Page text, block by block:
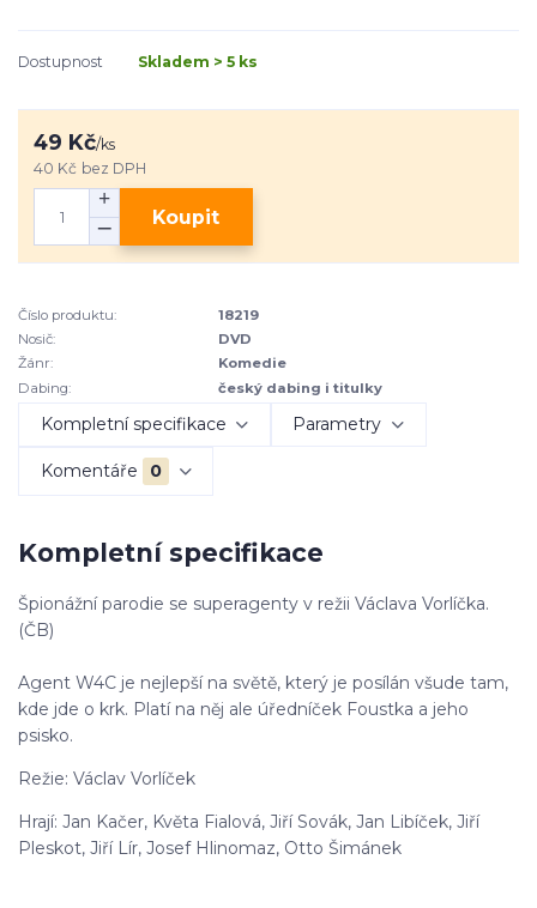
Dostupnost Skladem > 5 ks
49 Kč/ks
40 Kč bez DPH
Koupit
Číslo produktu:
18219
Nosič:
DVD
Žánr:
Komedie
Dabing:
český dabing i titulky
Kompletní specifikace Parametry
Komentáře 0
Kompletní specifikace
Špionážní parodie se superagenty v režii Václava Vorlíčka.
(ČB)
Agent W4C je nejlepší na světě, který je posílán všude tam,
kde jde o krk. Platí na něj ale úředníček Foustka a jeho
psisko.
Režie: Václav Vorlíček
Hrají: Jan Kačer, Květa Fialová, Jiří Sovák, Jan Libíček, Jiří
Pleskot, Jiří Lír, Josef Hlinomaz, Otto Šimánek